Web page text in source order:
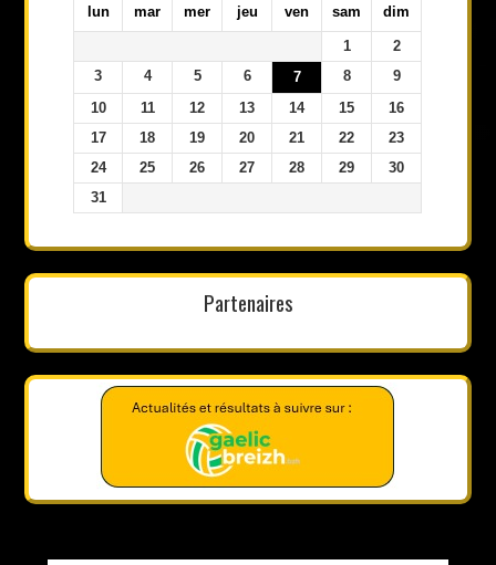
lun mar mer jeu ven sam dim
1
2
3
4 5 6 7 8
9
10
11 12 13 14 15
16
17
18 19 20 21 22
23
24
25 26 27 28 29
30
31
Partenaires